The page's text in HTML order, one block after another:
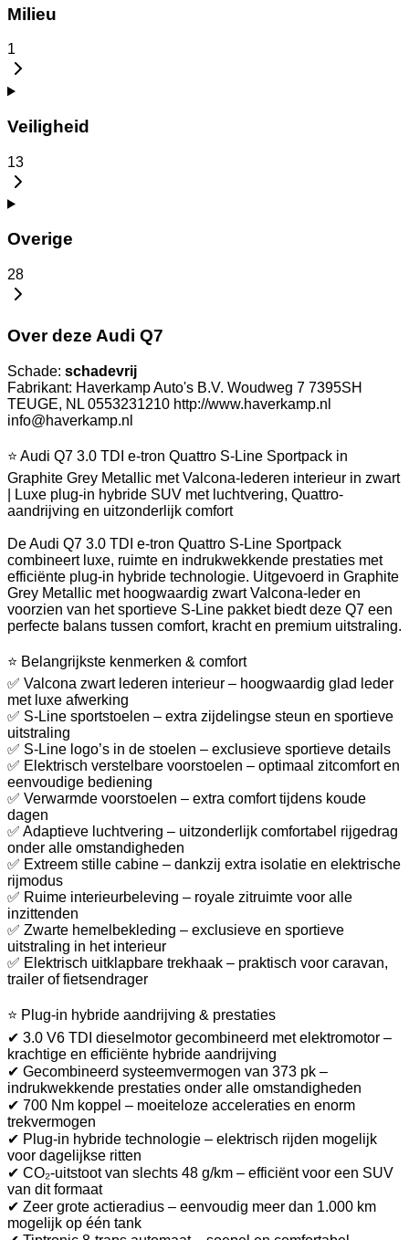
Milieu
1
Veiligheid
13
Overige
28
Over deze Audi Q7
Schade: schadevrij
Fabrikant: Haverkamp Auto's B.V. Woudweg 7 7395SH
TEUGE, NL 0553231210 http://www.haverkamp.nl
info@haverkamp.nl
⭐ Audi Q7 3.0 TDI e-tron Quattro S-Line Sportpack in
Graphite Grey Metallic met Valcona-lederen interieur in zwart
| Luxe plug-in hybride SUV met luchtvering, Quattro-
aandrijving en uitzonderlijk comfort
De Audi Q7 3.0 TDI e-tron Quattro S-Line Sportpack
combineert luxe, ruimte en indrukwekkende prestaties met
efficiënte plug-in hybride technologie. Uitgevoerd in Graphite
Grey Metallic met hoogwaardig zwart Valcona-leder en
voorzien van het sportieve S-Line pakket biedt deze Q7 een
perfecte balans tussen comfort, kracht en premium uitstraling.
⭐ Belangrijkste kenmerken & comfort
✅ Valcona zwart lederen interieur – hoogwaardig glad leder
met luxe afwerking
✅ S-Line sportstoelen – extra zijdelingse steun en sportieve
uitstraling
✅ S-Line logo’s in de stoelen – exclusieve sportieve details
✅ Elektrisch verstelbare voorstoelen – optimaal zitcomfort en
eenvoudige bediening
✅ Verwarmde voorstoelen – extra comfort tijdens koude
dagen
✅ Adaptieve luchtvering – uitzonderlijk comfortabel rijgedrag
onder alle omstandigheden
✅ Extreem stille cabine – dankzij extra isolatie en elektrische
rijmodus
✅ Ruime interieurbeleving – royale zitruimte voor alle
inzittenden
✅ Zwarte hemelbekleding – exclusieve en sportieve
uitstraling in het interieur
✅ Elektrisch uitklapbare trekhaak – praktisch voor caravan,
trailer of fietsendrager
⭐ Plug-in hybride aandrijving & prestaties
✔ 3.0 V6 TDI dieselmotor gecombineerd met elektromotor –
krachtige en efficiënte hybride aandrijving
✔ Gecombineerd systeemvermogen van 373 pk –
indrukwekkende prestaties onder alle omstandigheden
✔ 700 Nm koppel – moeiteloze acceleraties en enorm
trekvermogen
✔ Plug-in hybride technologie – elektrisch rijden mogelijk
voor dagelijkse ritten
✔ CO₂-uitstoot van slechts 48 g/km – efficiënt voor een SUV
van dit formaat
✔ Zeer grote actieradius – eenvoudig meer dan 1.000 km
mogelijk op één tank